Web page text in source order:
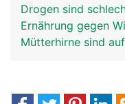
Drogen sind
Ernährung gegen
Mütterhirne sind